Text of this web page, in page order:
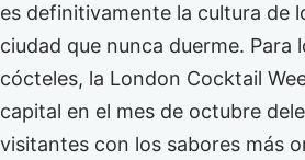
es definitivamente la cultura de
ciudad que nunca duerme. Para
cócteles, la London Cocktail
capital en el mes de octubre
visitantes con los sabores más